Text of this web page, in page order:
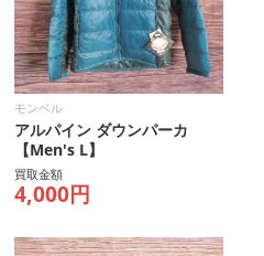
モンベル
アルパイン ダウンパーカ
【Men's L】
買取金額
4,000円